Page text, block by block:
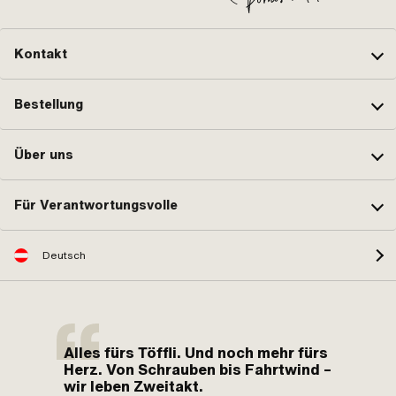
Kontakt
Bestellung
Über uns
Für Verantwortungsvolle
Deutsch
Alles fürs Töffli. Und noch mehr fürs
Herz. Von Schrauben bis Fahrtwind –
wir leben Zweitakt.